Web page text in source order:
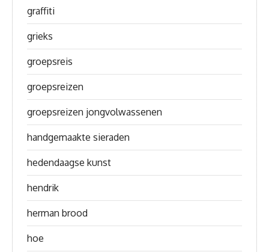
graffiti
grieks
groepsreis
groepsreizen
groepsreizen jongvolwassenen
handgemaakte sieraden
hedendaagse kunst
hendrik
herman brood
hoe